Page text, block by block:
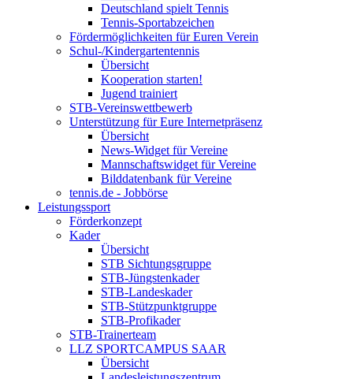
Deutschland spielt Tennis
Tennis-Sportabzeichen
Fördermöglichkeiten für Euren Verein
Schul-/Kindergartentennis
Übersicht
Kooperation starten!
Jugend trainiert
STB-Vereinswettbewerb
Unterstützung für Eure Internetpräsenz
Übersicht
News-Widget für Vereine
Mannschaftswidget für Vereine
Bilddatenbank für Vereine
tennis.de - Jobbörse
Leistungssport
Förderkonzept
Kader
Übersicht
STB Sichtungsgruppe
STB-Jüngstenkader
STB-Landeskader
STB-Stützpunktgruppe
STB-Profikader
STB-Trainerteam
LLZ SPORTCAMPUS SAAR
Übersicht